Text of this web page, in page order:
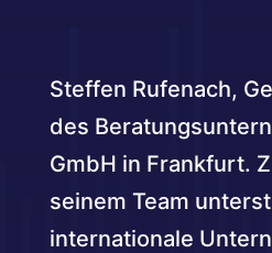
Steffen Rufenach,
des
GmbH in Frankfurt.
seinem Team
internationale